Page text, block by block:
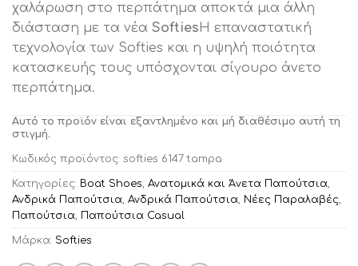
χαλάρωση στο περπάτημα αποκτά μια άλλη
διάσταση με τα νέα Softies Η επαναστατική
τεχνολογία των Softies και η υψηλή ποιότητα
κατασκευής τους υπόσχονται σίγουρο άνετο
περπάτημα.
Αυτό το προϊόν είναι εξαντλημένο και μή διαθέσιμο αυτή τη
στιγμή.
Κωδικός προϊόντος: softies 6147 tampa
Κατηγορίες: Boat Shoes, Ανατομικά και Άνετα Παπούτσια,
Ανδρικά Παπούτσια, Ανδρικά Παπούτσια, Νέες Παραλαβές,
Παπούτσια, Παπούτσια Casual
Μάρκα: Softies